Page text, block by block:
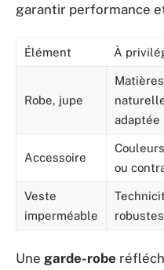
garantir performance
Élément À
Robe, jupe
Matières
adaptée
Accessoire
ou
Veste
imperméable
Une garde-robe